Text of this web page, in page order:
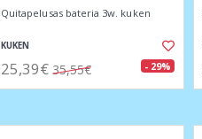
Quitapelusas bateria 3w. kuken
KUKEN
25,39€ 35,55€ - 29%